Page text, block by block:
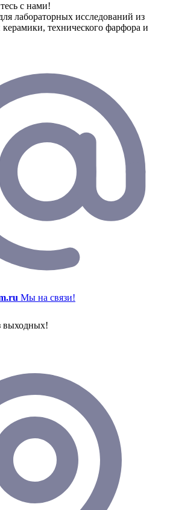
с нами!
лабораторных исследований из
технического фарфора и
Мы на связи!
выходных!